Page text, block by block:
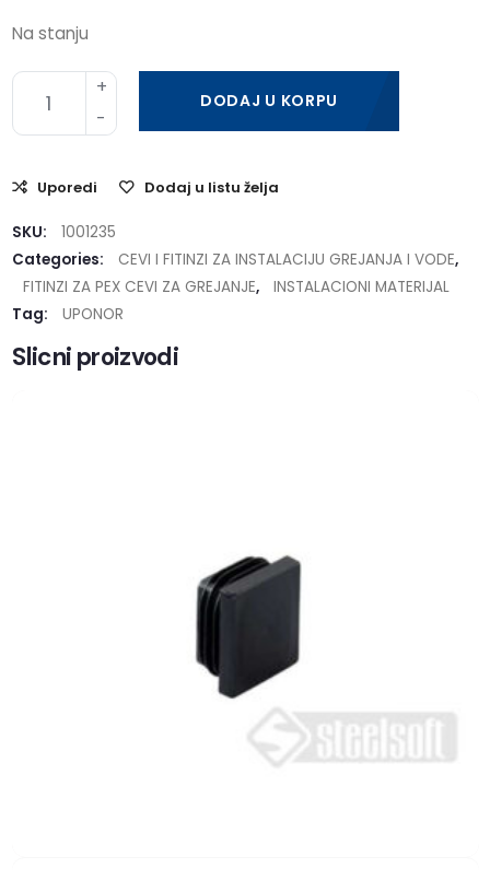
Na stanju
DODAJ U KORPU
Uporedi Dodaj u listu želja
SKU:
1001235
Categories:
CEVI I FITINZI ZA INSTALACIJU GREJANJA I VODE,
FITINZI ZA PEX CEVI ZA GREJANJE,
INSTALACIONI MATERIJAL
Tag:
UPONOR
Slicni proizvodi